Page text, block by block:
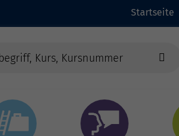
Startseite